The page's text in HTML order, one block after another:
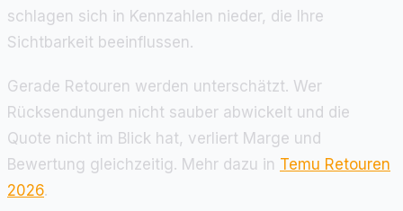
schlagen sich in Kennzahlen nieder, die Ihre
Sichtbarkeit beeinflussen.
Gerade Retouren werden unterschätzt. Wer
Rücksendungen nicht sauber abwickelt und die
Quote nicht im Blick hat, verliert Marge und
Bewertung gleichzeitig. Mehr dazu in Temu Retouren
2026.